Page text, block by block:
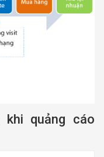
quảng cáo